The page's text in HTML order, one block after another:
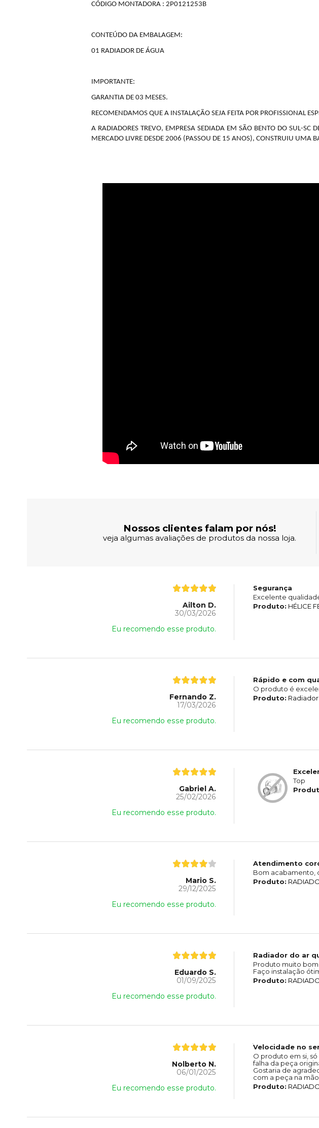
CÓDIGO MONTADORA : 2P0121253B
CONTEÚDO DA EMBALAGEM:
01 RADIADOR DE ÁGUA
IMPORTANTE:
GARANTIA DE 03 MESES.
RECOMENDAMOS QUE A INSTALAÇÃO SEJA FEITA POR PROFISSIONAL
A RADIADORES TREVO, EMPRESA SEDIADA EM SÃO BENTO DO SUL-
MERCADO LIVRE DESDE 2006 (PASSOU DE 15 ANOS), CONSTRUIU UMA
Nossos clientes falam por nós!
veja algumas avaliações de produtos da nossa loja.
Ailton D.
30/03/2026
Eu recomendo esse produto.
Segurança
Excelente
Produto: HÉLICE
Fernando Z.
17/03/2026
Eu recomendo esse produto.
Rápido e com
O produto é
Produto:
Gabriel A.
25/02/2026
Eu recomendo esse produto.
Top
Mario S.
29/12/2025
Eu recomendo esse produto.
Atendimento
Bom acabamento,
Produto:
Eduardo S.
01/09/2025
Eu recomendo esse produto.
Radiador do ar
Produto muito bom
Faço instalação
Produto:
Nolberto N.
06/01/2025
Eu recomendo esse produto.
Velocidade no
O produto em si,
falha da peça
Gostaria de
com a peça na mão
Produto: